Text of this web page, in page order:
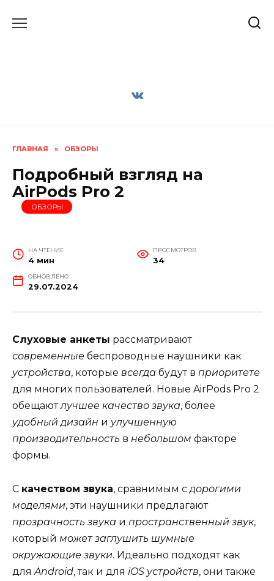
ГЛАВНАЯ » ОБЗОРЫ
Подробный взгляд на
AirPods Pro 2
ОБЗОРЫ
НА ЧТЕНИЕ
4 мин
ПРОСМОТРОВ
34
ОБНОВЛЕНО
29.07.2024
Слуховые анкеты рассматривают
современные беспроводные наушники как
устройства, которые всегда будут в приоритете
для многих пользователей. Новые AirPods Pro 2
обещаютлучшее качество звука, более
удобный дизайн и улучшенную
производительность в небольшом факторе
формы.
С качеством звука, сравнимым с дорогими
моделями, эти наушники предлагают
прозрачность звука и пространственный звук,
который может заглушить шумные
окружающие звуки. Идеально подходят как
для Android, так и для iOS устройств, они также